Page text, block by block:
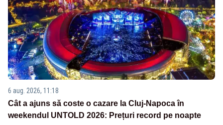
6 aug. 2026, 11:18
Cât a ajuns să coste o cazare la Cluj-Napoca în
weekendul UNTOLD 2026: Prețuri record pe noapte